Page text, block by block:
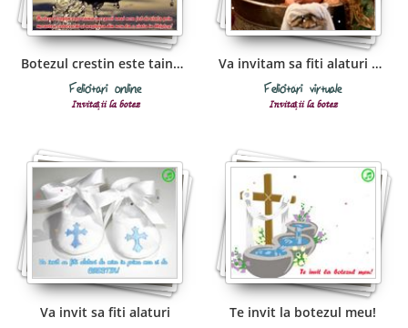
Botezul crestin este taina inceperii
Felicitări online
Invitații la botez
Va invitam sa fiti alaturi de noi
Felicitări virtuale
Invitații la botez
Va invit sa fiti alaturi Te invit la botezul meu!